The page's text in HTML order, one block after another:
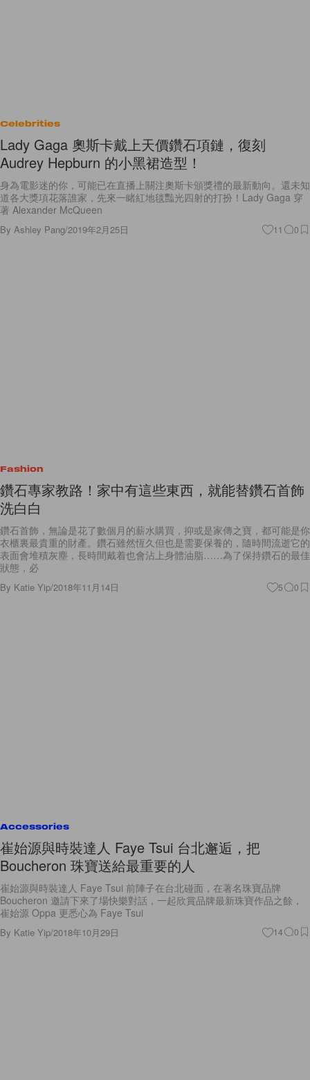
Celebrities
Lady Gaga 奧斯卡戴上天價鑽石項鏈，復刻
Audrey Hepburn 的小黑裙造型！
身為電影迷的你，可能已在直播上關注奧斯卡頒獎禮的最新動向。還未知
道各大獎項花落誰家，先來一睹紅地毯豔光四射的打扮！Lady Gaga 穿
著 Alexander McQueen
By Ashley Pang/2019年2月25日 11 0
Fashion
鑽石專家教路！家中有這些東西，就能替鑽石首飾
洗白白
鑽石首飾，無論是花了數個月的薪水購買，抑或是家傳之寶，都可能是你
衣櫃裏最貴重的財產。鑽石雖然恆久但也是需要保養的，隨時間流逝它的
表面會堆積灰塵，長時間戴着也會沾上身體油脂……為了保持鑽石的最佳
狀態，必
By Katie Yip/2018年11月14日 5 0
Accessories
崔始源與時裝達人 Faye Tsui 台北邂逅，把
Boucheron 珠寶送給最重要的人
崔始源與時裝達人 Faye Tsui 前陣子在台北碰面，在著名珠寶品牌
Boucheron 邀請下來了場快樂對話，一起欣賞品牌最新珠寶作品之餘，
崔始源 Oppa 更悉心為 Faye Tsui
By Katie Yip/2018年10月29日 14 0